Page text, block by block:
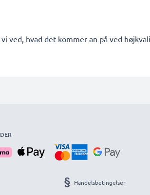
ved, hvad det kommer an på ved
Handelsbetingelser